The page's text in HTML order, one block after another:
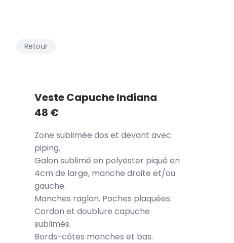
Retour
Veste Capuche Indiana
48 €
Zone sublimée dos et devant avec
piping.
Galon sublimé en polyester piqué en
4cm de large, manche droite et/ou
gauche.
Manches raglan. Poches plaquées.
Cordon et doublure capuche
sublimés.
Bords-côtes manches et bas.